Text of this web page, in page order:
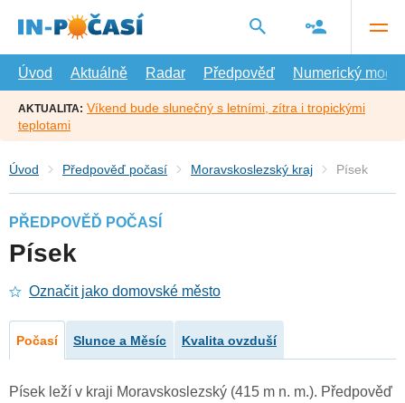
hlavní
Úvod
Aktuálně Radar Předpověď Numerický model
AKTUALITA: Víkend bude slunečný s letními, zítra i tropickými
teplotami
Úvod Předpověď počasí Moravskoslezský kraj Písek
PŘEDPOVĚĎ POČASÍ
Písek
Označit jako domovské město
Počasí Slunce a Měsíc Kvalita ovzduší
Písek leží v kraji Moravskoslezský (415 m n. m.). Předpověď